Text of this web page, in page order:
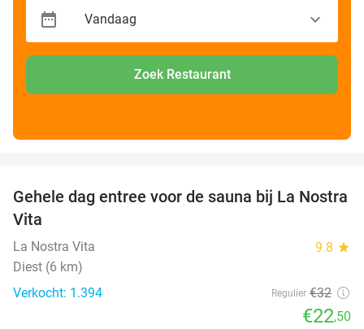
Zoek Restaurant
30%
Gehele dag entree voor de sauna bij La Nostra
Vita
La Nostra Vita 9.8 star
Diest (6 km)
Verkocht: 1.394
Regulier €32
€22,50